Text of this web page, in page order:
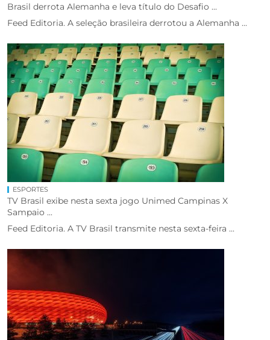
Brasil derrota Alemanha e leva título do Desafio ...
Feed Editoria. A seleção brasileira derrotou a Alemanha ...
ESPORTES
TV Brasil exibe nesta sexta jogo Unimed Campinas X
Sampaio ...
Feed Editoria. A TV Brasil transmite nesta sexta-feira ...